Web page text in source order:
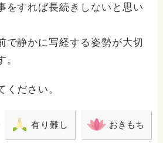
をすれば長続きしないと思い
で静かに写経する姿勢が大切
ください。
有り難し おきもち